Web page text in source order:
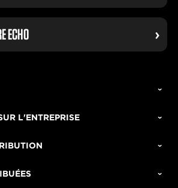
ECHO
L'ENTREPRISE